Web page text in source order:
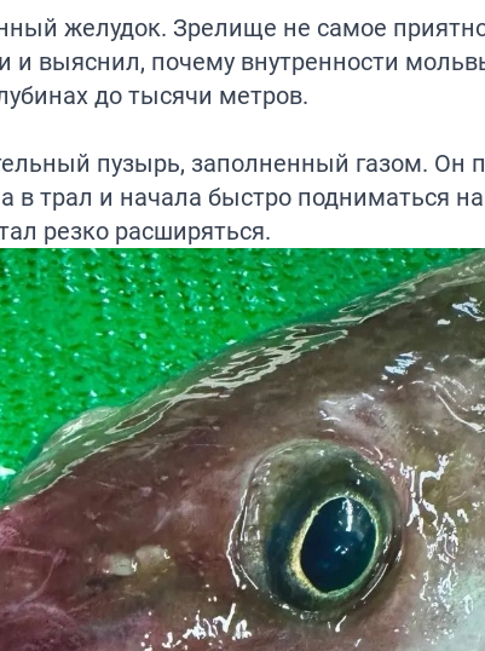
желудок. Зрелище не самое
выяснил, почему внутренности
до тысячи метров.
пузырь, заполненный газом. Он
в трал и начала быстро подниматься
резко расширяться.